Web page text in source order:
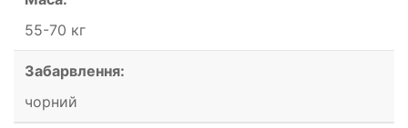
55-70 кг
Забарвлення:
чорний